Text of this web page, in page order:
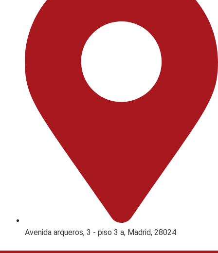
Avenida arqueros, 3 - piso 3 a, Madrid, 28024